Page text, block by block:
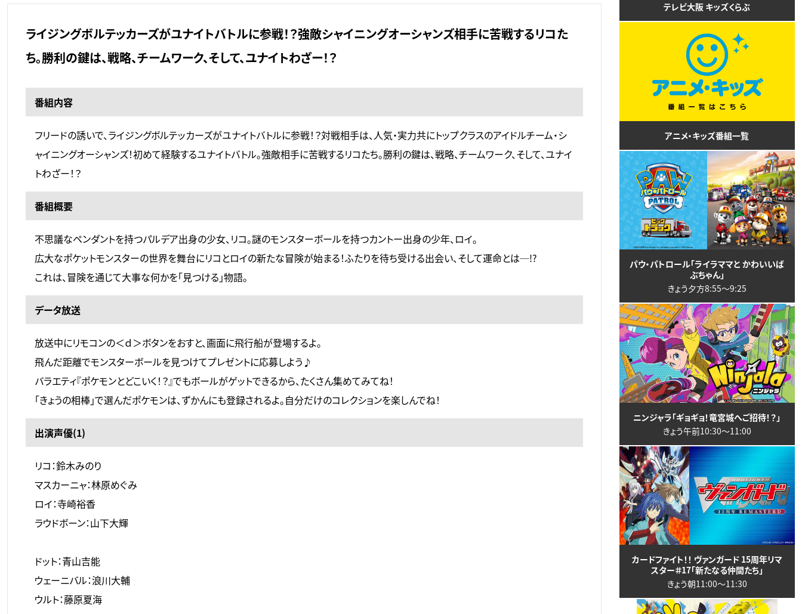
ライジングボルテッカーズがユナイトバトルに参戦！？強敵シャイニングオーシャンズ相手に苦戦するリコた
ち。勝利の鍵は、戦略、チームワーク、そして、ユナイトわざー！？
番組内容
フリードの誘いで、ライジングボルテッカーズがユナイトバトルに参戦！？対戦相手は、人気・実力共にトップクラスのアイドルチーム・シ
ャイニングオーシャンズ！初めて経験するユナイトバトル。強敵相手に苦戦するリコたち。勝利の鍵は、戦略、チームワーク、そして、ユナイ
トわざー！？
番組概要
不思議なペンダントを持つパルデア出身の少女、リコ。謎のモンスターボールを持つカントー出身の少年、ロイ。
広大なポケットモンスターの世界を舞台にリコとロイの新たな冒険が始まる！ふたりを待ち受ける出会い、そして運命とは─!?
これは、冒険を通じて大事な何かを「見つける」物語。
データ放送
放送中にリモコンの＜ｄ＞ボタンをおすと、画面に飛行船が登場するよ。
飛んだ距離でモンスターボールを見つけてプレゼントに応募しよう♪
バラエティ『ポケモンとどこいく！？』でもボールがゲットできるから、たくさん集めてみてね！
「きょうの相棒」で選んだポケモンは、ずかんにも登録されるよ。自分だけのコレクションを楽しんでね！
出演声優(1)
リコ：鈴木みのり
マスカーニャ：林原めぐみ
ロイ：寺崎裕香
ラウドボーン：山下大輝
ドット：青山吉能
ウェーニバル：浪川大輔
ウルト：藤原夏海
テレビ大阪 キッズくらぶ
アニメ・キッズ番組一覧
パウ・パトロール「ライラママと かわいいば
ぶちゃん」
きょう夕方8:55〜9:25
ニンジャラ「ギョギョ！竜宮城へご招待！？」
きょう午前10:30〜11:00
カードファイト！！ ヴァンガード 15周年リマ
スター＃17「新たなる仲間たち」
きょう朝11:00〜11:30